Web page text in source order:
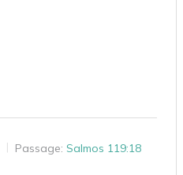
Passage: Salmos 119:18